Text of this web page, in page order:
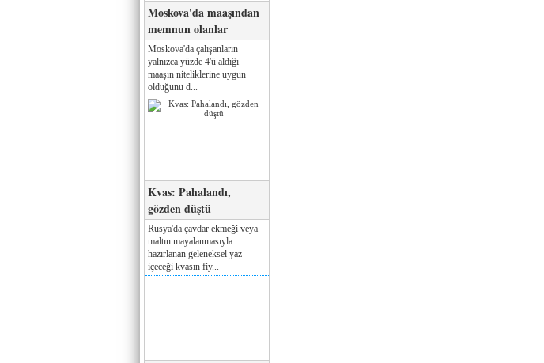
Moskova'da maaşından
memnun olanlar
Moskova'da çalışanların
yalnızca yüzde 4'ü aldığı
maaşın niteliklerine uygun
olduğunu d...
Kvas: Pahalandı,
gözden düştü
Rusya'da çavdar ekmeği veya
maltın mayalanmasıyla
hazırlanan geleneksel yaz
içeceği kvasın fiy...